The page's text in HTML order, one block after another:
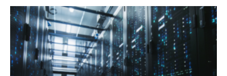
débat
public
«
Health
Data
Hub
»